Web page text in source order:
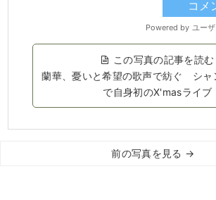
この写真の記事を読む
蘭華、憂いと希望の歌声で紡ぐ シャ
で自身初のX'masライブ
前の写真を見る →